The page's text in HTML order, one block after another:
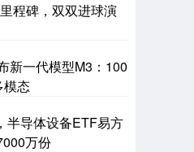
程碑，双双进球演
新一代模型M3：100
模态
半导体设备ETF易方
万份